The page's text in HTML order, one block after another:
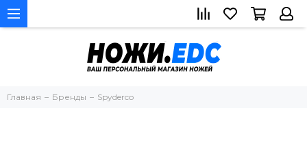
Главная Бренды Spyderco